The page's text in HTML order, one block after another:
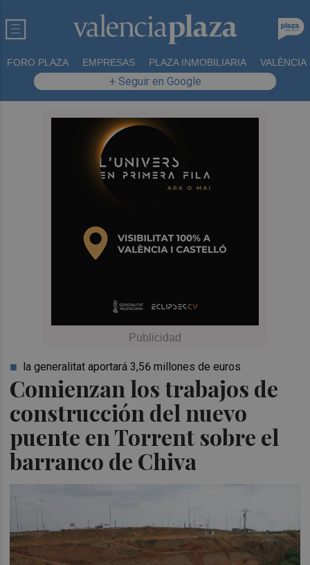
FORO PLAZA EMPRESAS PLAZA INMOBILIARIA VALÈNCIA
+ Seguir en Google
Comienzan los trabajos de
construcción del nuevo
puente en Torrent sobre el
barranco de Chiva
la generalitat aportará 3,56 millones de euros